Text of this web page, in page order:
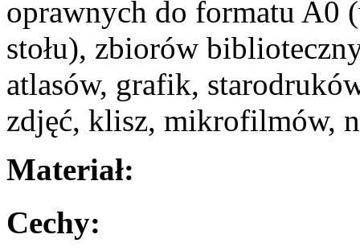
oprawnych do formatu A0
stołu), zbiorów
atlasów, grafik,
zdjęć, klisz, mikrofilmów,
Materiał:
Cechy: